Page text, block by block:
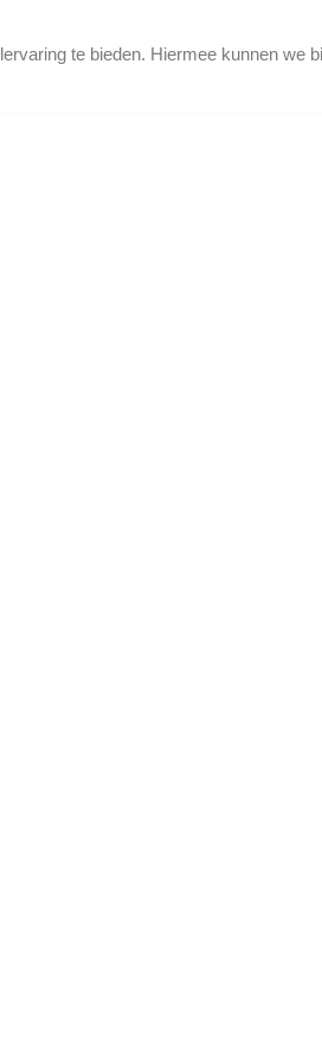
te bieden. Hiermee kunnen we